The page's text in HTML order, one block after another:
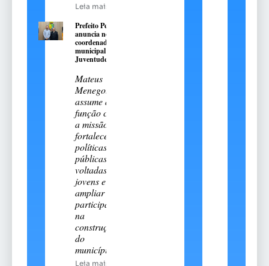
Leia mais
Prefeito Pedro
anuncia novo
coordenador
municipal da
Juventude
Mateus
Menegotto
assume a
função com
a missão de
fortalecer
políticas
públicas
voltadas aos
jovens e
ampliar sua
participação
na
construção
do
município
Leia mais